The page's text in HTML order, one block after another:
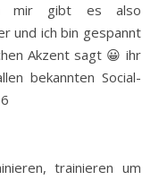
mir gibt es also
und ich bin gespannt
Akzent sagt 😀 ihr
bekannten Social-
trainieren um